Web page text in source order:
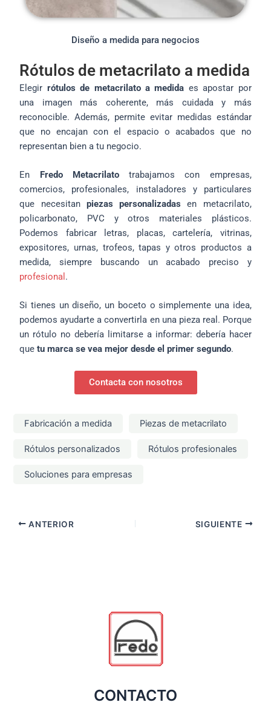
Diseño a medida para negocios
Rótulos de metacrilato a medida
Elegir rótulos de metacrilato a medida es apostar por
una imagen más coherente, más cuidada y más
reconocible. Además, permite evitar medidas estándar
que no encajan con el espacio o acabados que no
representan bien a tu negocio.
En Fredo Metacrilatotrabajamos con empresas,
comercios, profesionales, instaladores y particulares
que necesitan piezas personalizadas en metacrilato,
policarbonato, PVC y otros materiales plásticos.
Podemos fabricar letras, placas, cartelería, vitrinas,
expositores, urnas, trofeos, tapas y otros productos a
medida, siempre buscando un acabado preciso y
profesional .
Si tienes un diseño, un boceto o simplemente una idea,
podemos ayudarte a convertirla en una pieza real. Porque
un rótulo no debería limitarse a informar: debería hacer
quetu marca se vea mejor desde el primer segundo.
Contacta con nosotros
Fabricación a medida Piezas de metacrilato
Rótulos personalizados Rótulos profesionales
Soluciones para empresas
ANTERIOR SIGUIENTE
CONTACTO